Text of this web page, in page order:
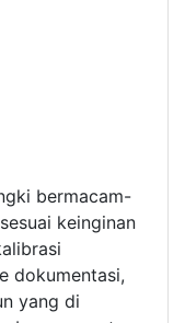
bermacam-
keinginan
dokumentasi,
yang di